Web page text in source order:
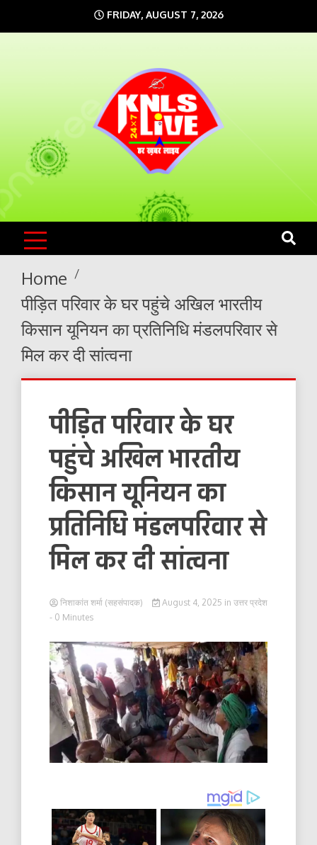
to
FRIDAY, AUGUST 7, 2026
KNLS LIVE
India`s No.1 News Portal
Home
पीड़ित परिवार के घर पहुंचे अखिल भारतीय
किसान यूनियन का प्रतिनिधि मंडलपरिवार से
मिल कर दी सांत्वना
पीड़ित परिवार के घर
पहुंचे अखिल भारतीय
किसान यूनियन का
प्रतिनिधि मंडलपरिवार से
मिल कर दी सांत्वना
निशाकांत शर्मा (सहसंपादक) August 4, 2025 in उत्तर प्रदेश
- 0 Minutes